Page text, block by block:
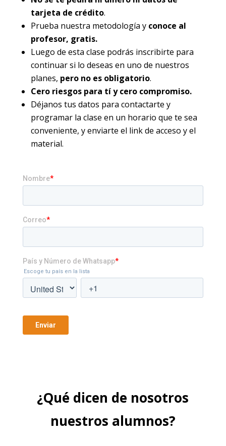
tarjeta de crédito.
Prueba nuestra metodología y conoce al
profesor, gratis.
Luego de esta clase podrás inscribirte para
continuar si lo deseas en uno de nuestros
planes, pero no es obligatorio.
Cero riesgos para tí y cero compromiso.
Déjanos tus datos para contactarte y
programar la clase en un horario que te sea
conveniente, y enviarte el link de acceso y el
material.
¿Qué dicen de nosotros
nuestros alumnos?